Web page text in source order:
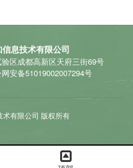
息技术有限公司
区成都高新区天府三街69号
网安备51019002007294号
有限公司 版权所有